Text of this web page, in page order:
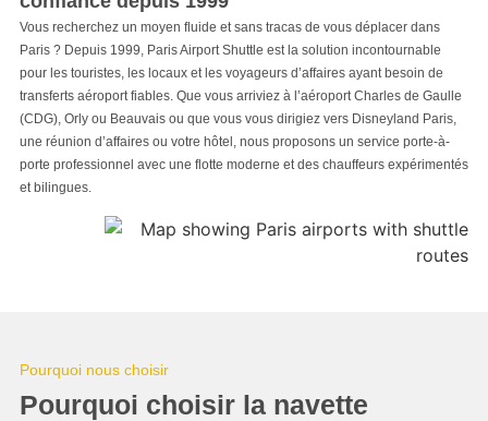
Vous recherchez un moyen fluide et sans tracas de vous déplacer dans
Paris ? Depuis 1999, Paris Airport Shuttle est la solution incontournable
pour les touristes, les locaux et les voyageurs d’affaires ayant besoin de
transferts aéroport fiables. Que vous arriviez à l’aéroport Charles de Gaulle
(CDG), Orly ou Beauvais ou que vous vous dirigiez vers Disneyland Paris,
une réunion d’affaires ou votre hôtel, nous proposons un service porte-à-
porte professionnel avec une flotte moderne et des chauffeurs expérimentés
et bilingues.
Pourquoi nous choisir
Pourquoi choisir la navette